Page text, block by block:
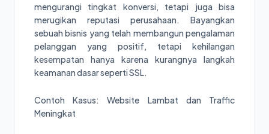
mengurangi tingkat konversi, tetapi juga bisa
merugikan reputasi perusahaan. Bayangkan
sebuah bisnis yang telah membangun pengalaman
pelanggan yang positif, tetapi kehilangan
kesempatan hanya karena kurangnya langkah
keamanan dasar seperti SSL.
Contoh Kasus: Website Lambat dan Traffic
Meningkat